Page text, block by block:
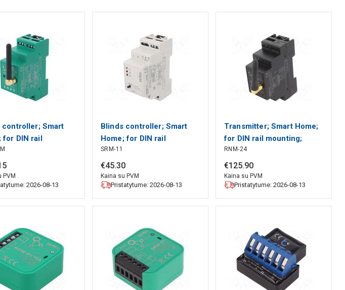
controller; Smart
for DIN rail
230VAC ZAMEL
PVM
2026-08-13
Blinds controller; Smart
Home; for DIN rail
mounting; 230VAC ZAMEL
SRM-11
€45.30
Kaina su PVM
Pristatytume: 2026-08-13
Transmitter; Smart Home;
for DIN rail mounting;
230VAC; IP20 ZAMEL
RNM-24
€125.90
Kaina su PVM
Pristatytume: 2026-08-13